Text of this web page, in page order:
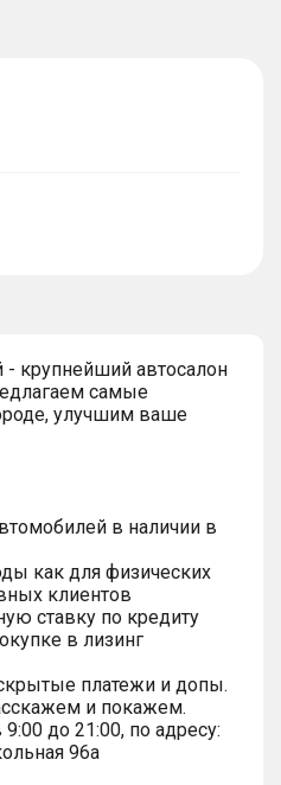
крупнейший автосалон
самые
улучшим ваше
в наличии в
как для физических
клиентов
ставку по кредиту
в лизинг
платежи и допы.
и покажем.
до 21:00, по адресу:
96а